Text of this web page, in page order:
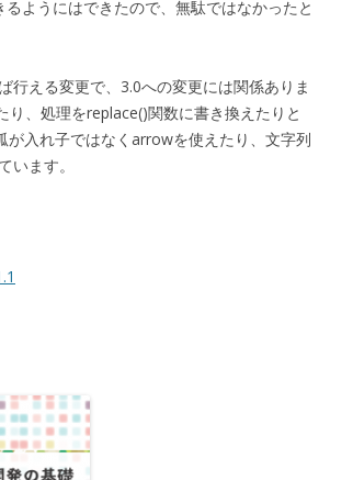
ようにはできたので、無駄ではなかったと
行える変更で、3.0への変更には関係ありま
、処理をreplace()関数に書き換えたりと
が入れ子ではなくarrowを使えたり、文字列
います。